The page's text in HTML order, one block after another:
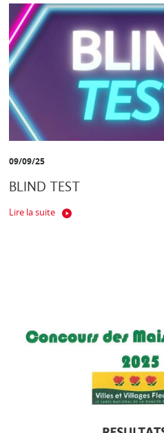
09/09/25
BLIND TEST
Lire la suite